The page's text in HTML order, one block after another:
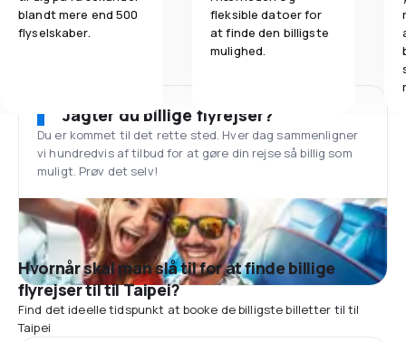
blandt mere end 500
flyselskaber.
fleksible datoer for
at finde den billigste
mulighed.
Jagter du billige flyrejser?
Du er kommet til det rette sted. Hver dag sammenligner
vi hundredvis af tilbud for at gøre din rejse så billig som
muligt. Prøv det selv!
Hvornår skal man slå til for at finde billige
flyrejser til til Taipei?
Find det ideelle tidspunkt at booke de billigste billetter til til
Taipei